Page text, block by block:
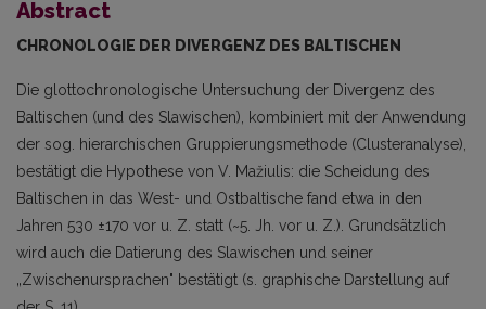
Abstract
CHRONOLOGIE DER DIVERGENZ DES BALTISCHEN
Die glottochronologische Untersuchung der Divergenz des
Baltischen (und des Slawischen), kombiniert mit der Anwendung
der sog. hierarchischen Gruppierungsmethode (Clusteranalyse),
bestätigt die Hypothese von V. Mažiulis: die Scheidung des
Baltischen in das West- und Ostbal­tische fand etwa in den
Jahren 530 ±170 vor u. Z. statt (~5. Jh. vor u. Z.). Grundsätzlich
wird auch die Datierung des Slawischen und seiner
„Zwischenursprachen" bestätigt (s. graphische Dar­stellung auf